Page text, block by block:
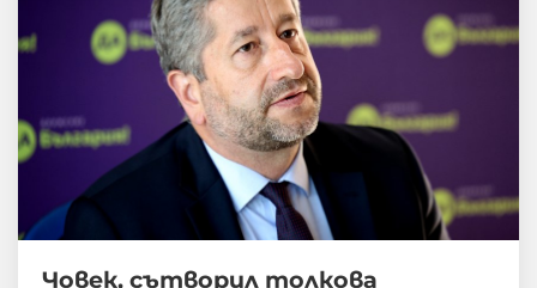
Човек, сътворил толкова